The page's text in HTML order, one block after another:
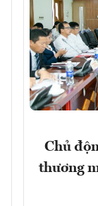
Chủ
thương